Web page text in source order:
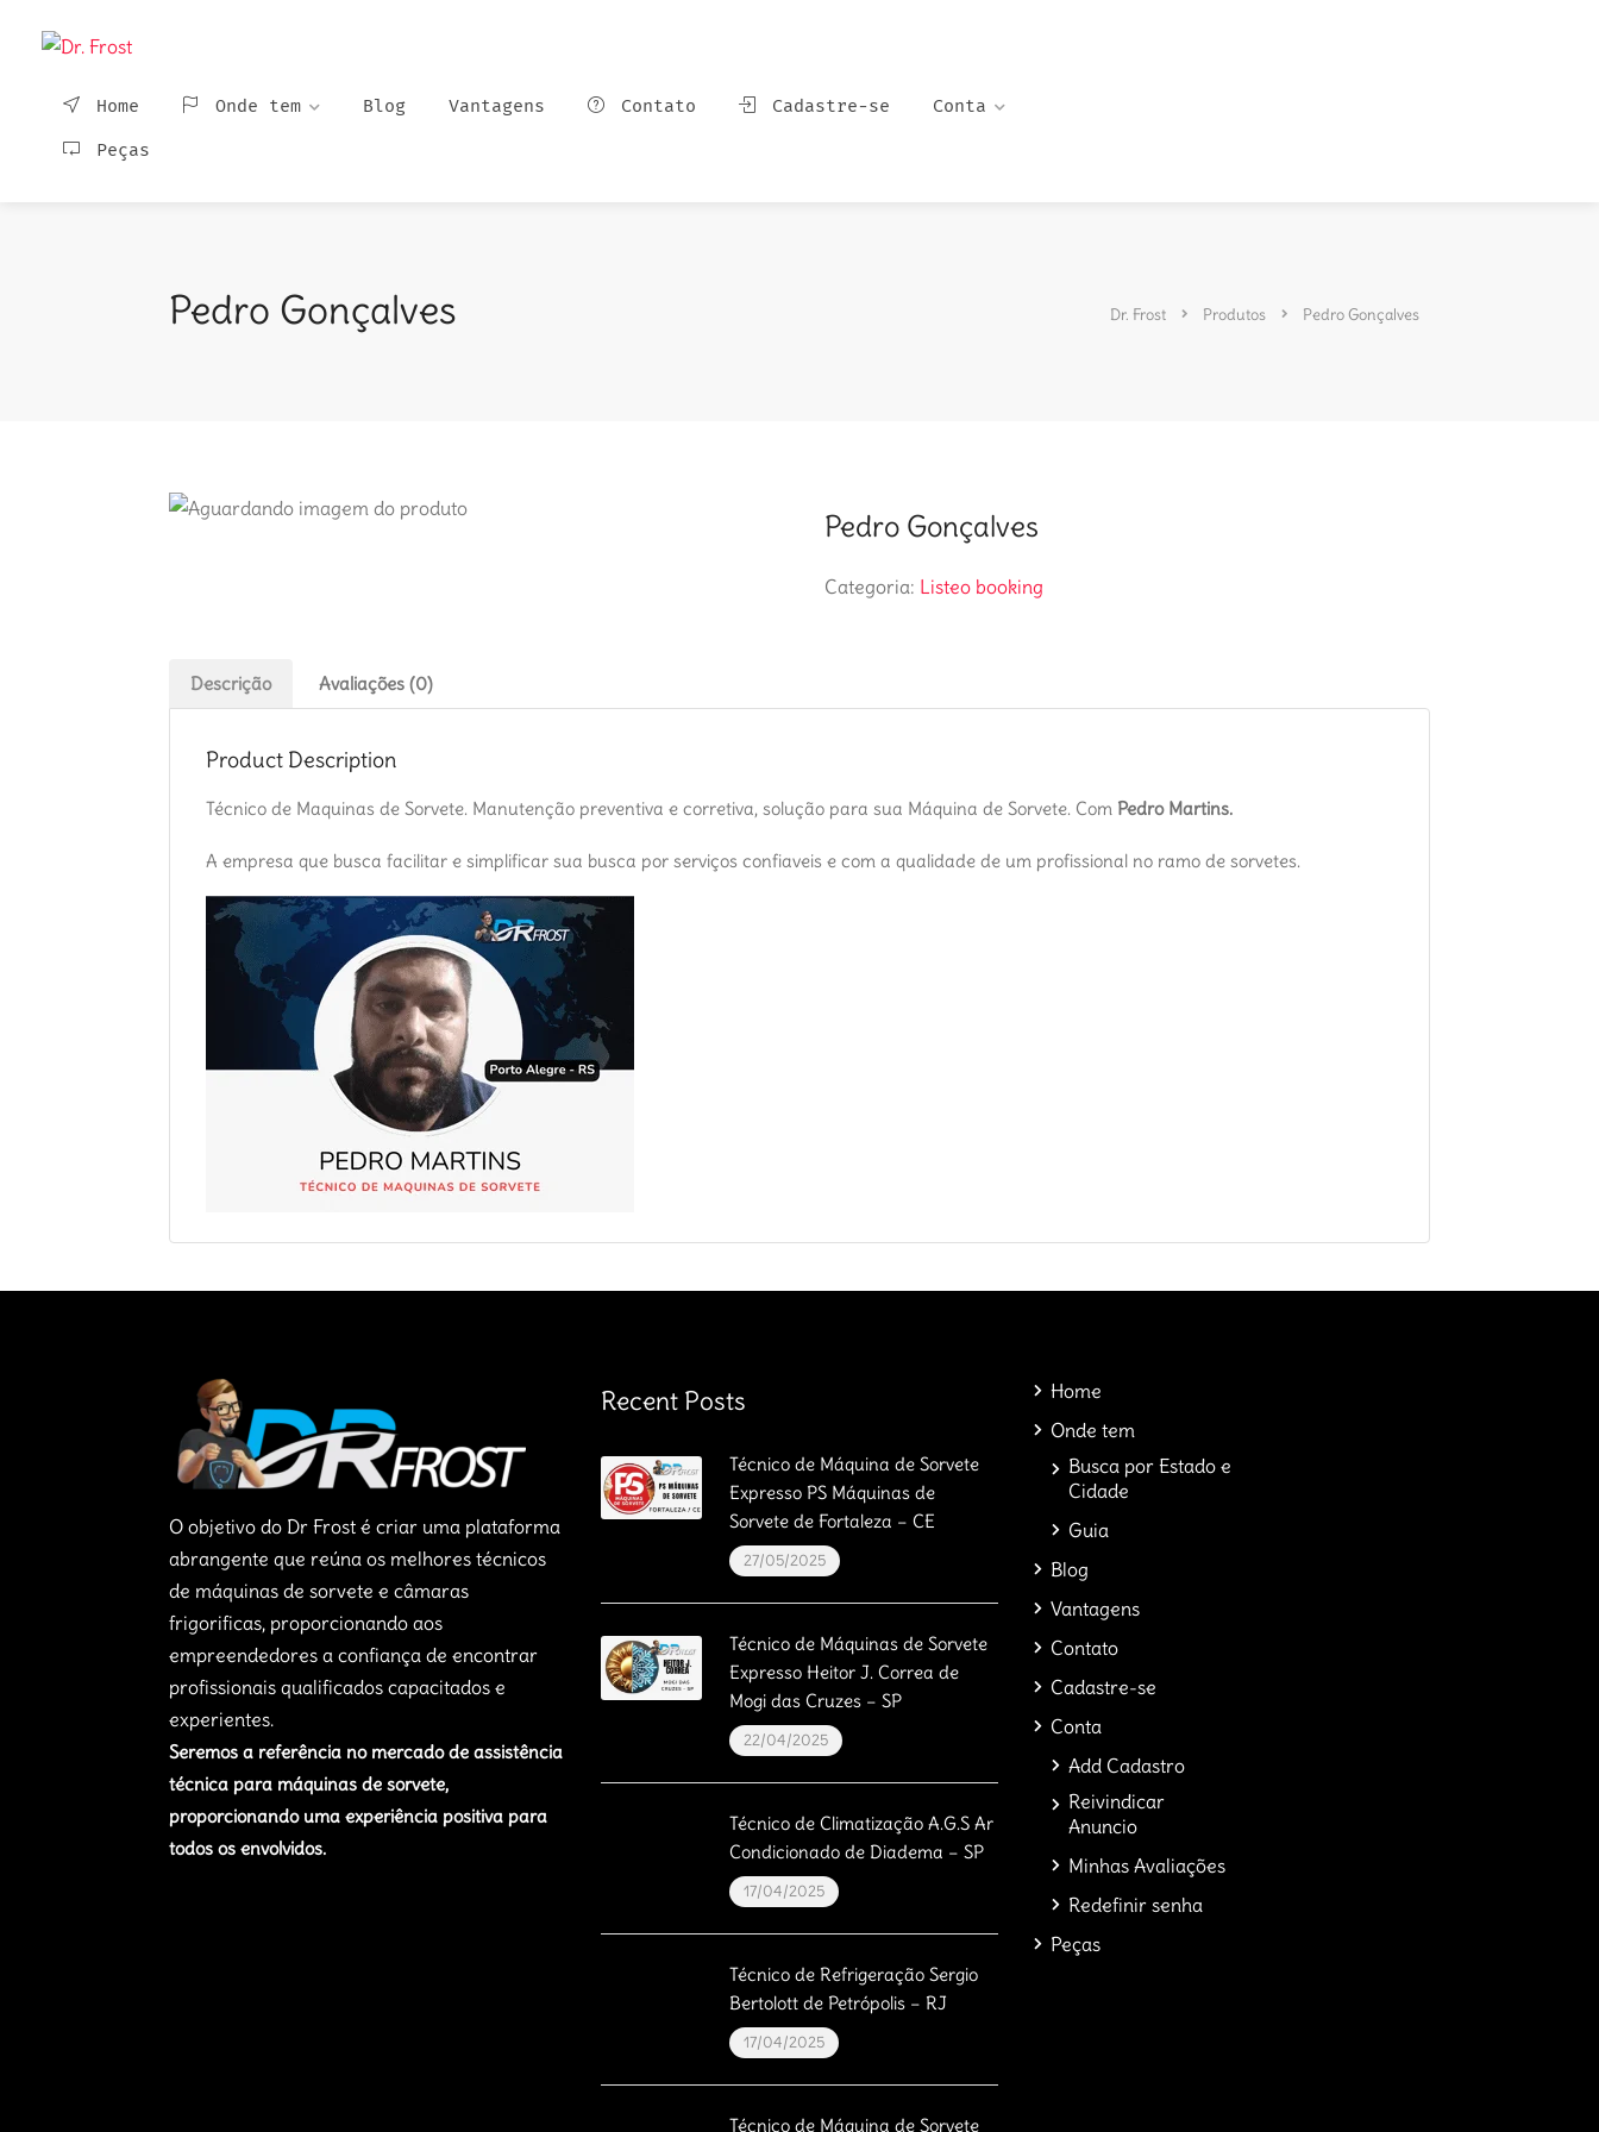
Home Onde tem Blog Vantagens Contato Cadastre-se Conta
Peças
Pedro Gonçalves Dr. Frost Produtos Pedro Gonçalves
Pedro Gonçalves
Categoria: Listeo booking
Descrição Avaliações (0)
Product Description
Técnico de Maquinas de Sorvete. Manutenção preventiva e corretiva, solução para sua Máquina de Sorvete. Com Pedro Martins.
A empresa que busca facilitar e simplificar sua busca por serviços confiaveis e com a qualidade de um profissional no ramo de sorvetes.
O objetivo do Dr Frost é criar uma plataforma
abrangente que reúna os melhores técnicos
de máquinas de sorvete e câmaras
frigorificas, proporcionando aos
empreendedores a confiança de encontrar
profissionais qualificados capacitados e
experientes.
Seremos a referência no mercado de assistência
técnica para máquinas de sorvete,
proporcionando uma experiência positiva para
todos os envolvidos.
Recent Posts
Técnico de Máquina de Sorvete
Expresso PS Máquinas de
Sorvete de Fortaleza – CE
27/05/2025
Técnico de Máquinas de Sorvete
Expresso Heitor J. Correa de
Mogi das Cruzes – SP
22/04/2025
Técnico de Climatização A.G.S Ar
Condicionado de Diadema – SP
17/04/2025
Técnico de Refrigeração Sergio
Bertolott de Petrópolis – RJ
17/04/2025
Técnico de Máquina de Sorvete
Home
Onde tem
Busca por Estado e
Cidade
Guia
Blog
Vantagens
Contato
Cadastre-se
Conta
Add Cadastro
Reivindicar
Anuncio
Minhas Avaliações
Redefinir senha
Peças